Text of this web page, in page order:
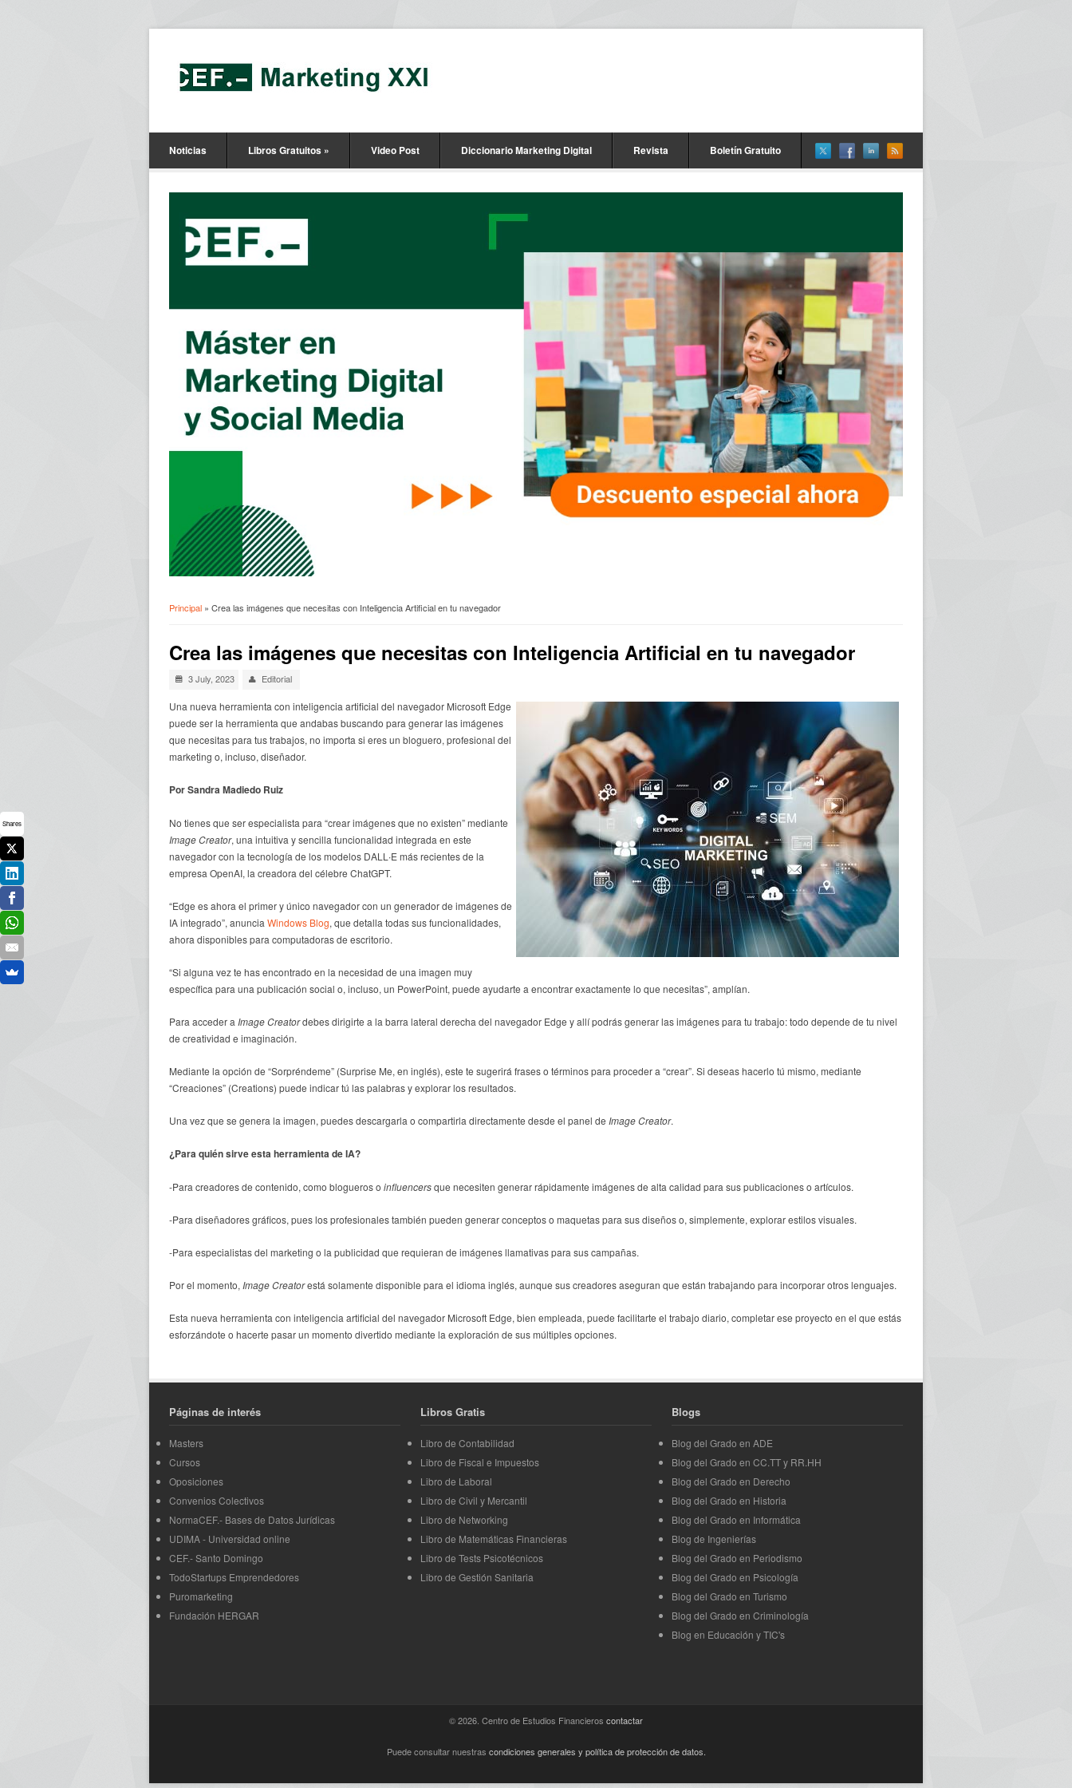
Noticias Libros Gratuitos » Video Post Diccionario Marketing Digital Revista Boletín Gratuito
Principal » Crea las imágenes que necesitas con Inteligencia Artificial en tu navegador
Crea las imágenes que necesitas con Inteligencia Artificial en tu navegador
3 July, 2023 Editorial
Una nueva herramienta con inteligencia artificial del navegador Microsoft Edge
puede ser la herramienta que andabas buscando para generar las imágenes
que necesitas para tus trabajos, no importa si eres un bloguero, profesional del
marketing o, incluso, diseñador.
Por Sandra Madiedo Ruiz
No tienes que ser especialista para “crear imágenes que no existen” mediante
Image Creator, una intuitiva y sencilla funcionalidad integrada en este
navegador con la tecnología de los modelos DALL∙E más recientes de la
empresa OpenAI, la creadora del célebre ChatGPT.
“Edge es ahora el primer y único navegador con un generador de imágenes de
IA integrado”, anuncia Windows Blog, que detalla todas sus funcionalidades,
ahora disponibles para computadoras de escritorio.
“Si alguna vez te has encontrado en la necesidad de una imagen muy
específica para una publicación social o, incluso, un PowerPoint, puede ayudarte a encontrar exactamente lo que necesitas”, amplían.
Para acceder a Image Creatordebes dirigirte a la barra lateral derecha del navegador Edge y allí podrás generar las imágenes para tu trabajo: todo depende de tu nivel
de creatividad e imaginación.
Mediante la opción de “Sorpréndeme” (Surprise Me, en inglés), este te sugerirá frases o términos para proceder a “crear”. Si deseas hacerlo tú mismo, mediante
“Creaciones” (Creations) puede indicar tú las palabras y explorar los resultados.
Una vez que se genera la imagen, puedes descargarla o compartirla directamente desde el panel de Image Creator.
¿Para quién sirve esta herramienta de IA?
-Para creadores de contenido, como blogueros o influencersque necesiten generar rápidamente imágenes de alta calidad para sus publicaciones o artículos.
-Para diseñadores gráficos, pues los profesionales también pueden generar conceptos o maquetas para sus diseños o, simplemente, explorar estilos visuales.
-Para especialistas del marketing o la publicidad que requieran de imágenes llamativas para sus campañas.
Por el momento, Image Creatorestá solamente disponible para el idioma inglés, aunque sus creadores aseguran que están trabajando para incorporar otros lenguajes.
Esta nueva herramienta con inteligencia artificial del navegador Microsoft Edge, bien empleada, puede facilitarte el trabajo diario, completar ese proyecto en el que estás
esforzándote o hacerte pasar un momento divertido mediante la exploración de sus múltiples opciones.
Páginas de interés
Masters
Cursos
Oposiciones
Convenios Colectivos
NormaCEF.- Bases de Datos Jurídicas
UDIMA - Universidad online
CEF.- Santo Domingo
TodoStartups Emprendedores
Puromarketing
Fundación HERGAR
Libros Gratis
Libro de Contabilidad
Libro de Fiscal e Impuestos
Libro de Laboral
Libro de Civil y Mercantil
Libro de Networking
Libro de Matemáticas Financieras
Libro de Tests Psicotécnicos
Libro de Gestión Sanitaria
Blogs
Blog del Grado en ADE
Blog del Grado en CC.TT y RR.HH
Blog del Grado en Derecho
Blog del Grado en Historia
Blog del Grado en Informática
Blog de Ingenierías
Blog del Grado en Periodismo
Blog del Grado en Psicología
Blog del Grado en Turismo
Blog del Grado en Criminología
Blog en Educación y TIC's
© 2026. Centro de Estudios Financieros contactar
Puede consultar nuestras condiciones generales y política de protección de datos
Shares